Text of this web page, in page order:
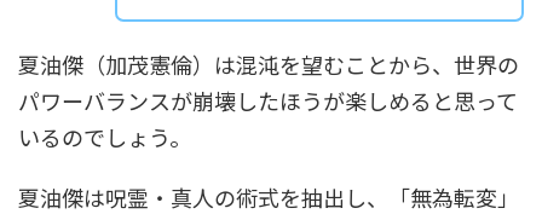
夏油傑（加茂憲倫）は混沌を望むことから、世界の
パワーバランスが崩壊したほうが楽しめると思って
いるのでしょう。
夏油傑は呪霊・真人の術式を抽出し、「無為転変」